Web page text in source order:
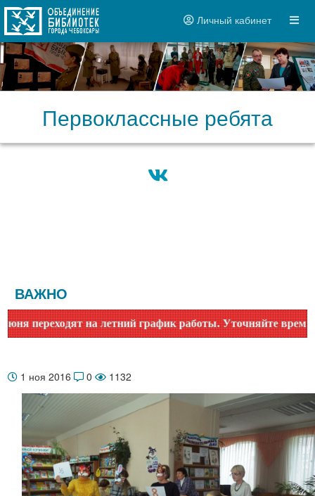
Личный кабинет
Первоклассные ребята
ВАЖНО
на летний график работы. Уточняйте время
1 ноя 2016 0 1132